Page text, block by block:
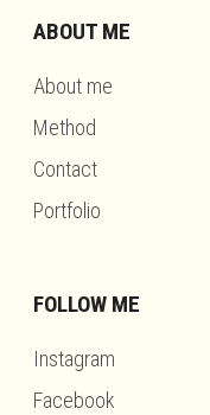
ABOUT ME
About me
Method
Contact
Portfolio
FOLLOW ME
Instagram
Facebook